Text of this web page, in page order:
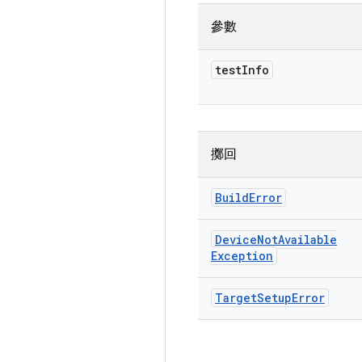
參數
testInfo
擲回
BuildError
DeviceNotAvailable
Exception
TargetSetupError